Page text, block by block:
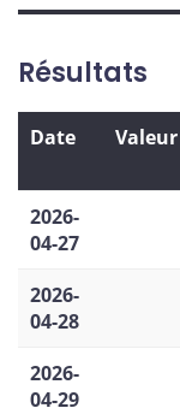
Résultats
Date
Valeur
2026-
04-27
2026-
04-28
2026-
04-29